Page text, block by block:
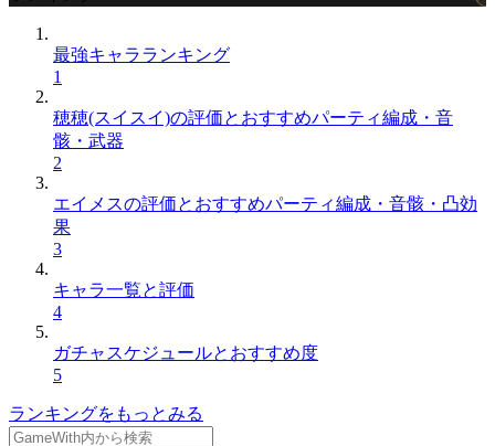
最強キャラランキング
1
穂穂(スイスイ)の評価とおすすめパーティ編成・音
骸・武器
2
エイメスの評価とおすすめパーティ編成・音骸・凸効
果
3
キャラ一覧と評価
4
ガチャスケジュールとおすすめ度
5
ランキングをもっとみる